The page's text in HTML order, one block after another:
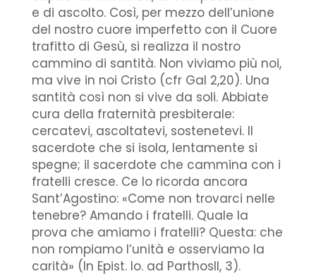
e di ascolto. Così, per mezzo dell’unione
del nostro cuore imperfetto con il Cuore
trafitto di Gesù, si realizza il nostro
cammino di santità. Non viviamo più noi,
ma vive in noi Cristo (cfr Gal 2,20). Una
santità così non si vive da soli. Abbiate
cura della fraternità presbiterale:
cercatevi, ascoltatevi, sostenetevi. Il
sacerdote che si isola, lentamente si
spegne; il sacerdote che cammina con i
fratelli cresce. Ce lo ricorda ancora
Sant’Agostino: «Come non trovarci nelle
tenebre? Amando i fratelli. Quale la
prova che amiamo i fratelli? Questa: che
non rompiamo l’unità e osserviamo la
carità» (In Epist. Io. ad ParthosII, 3).